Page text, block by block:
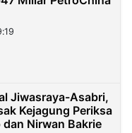
Jiwasraya-Asabri,
Kejagung Periksa
dan Nirwan Bakrie